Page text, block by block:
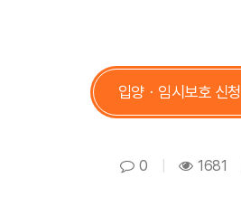
입양ㆍ임시보호 신청
0 1681